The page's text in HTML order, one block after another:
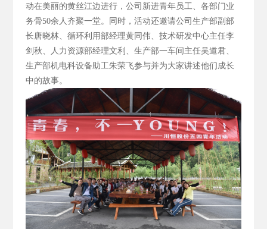
动在美丽的黄丝江边进行，公司新进青年员工、各部门业
务骨50余人齐聚一堂。同时，活动还邀请公司生产部副部
长唐晓林、循环利用部经理黄同伟、技术研发中心主任李
剑秋、人力资源部经理文利、生产部一车间主任吴道君、
生产部机电科设备助工朱荣飞参与并为大家讲述他们成长
中的故事。